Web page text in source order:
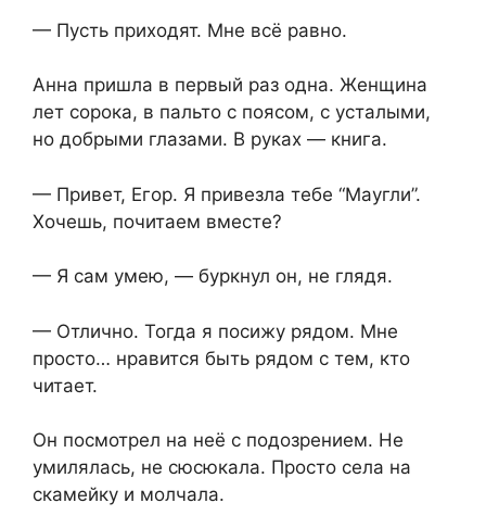
— Пусть приходят. Мне всё равно.
Анна пришла в первый раз одна. Женщина
лет сорока, в пальто с поясом, с усталыми,
но добрыми глазами. В руках — книга.
— Привет, Егор. Я привезла тебе “Маугли”.
Хочешь, почитаем вместе?
— Я сам умею, — буркнул он, не глядя.
— Отлично. Тогда я посижу рядом. Мне
просто… нравится быть рядом с тем, кто
читает.
Он посмотрел на неё с подозрением. Не
умилялась, не сюсюкала. Просто села на
скамейку и молчала.